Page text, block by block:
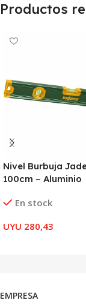
Productos
Nivel Burbuja
100cm – Aluminio
En stock
UYU 280,43
EMPRESA